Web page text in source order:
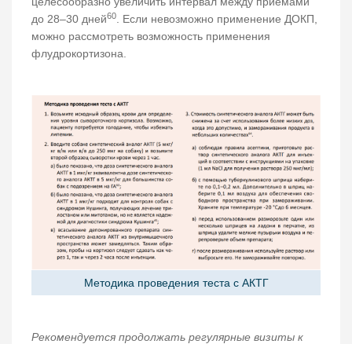
до 28–30 дней60
. Если невозможно применение ДОКП,
можно рассмотреть возможность применения
флудрокортизона.
Методика проведения теста с АКТГ
Рекомендуется продолжать регулярные визиты к